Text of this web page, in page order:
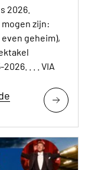
2026.
zijn:
geheim),
. . . VIA